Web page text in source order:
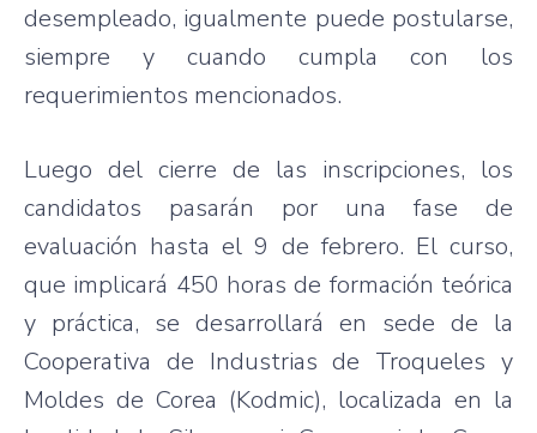
desempleado, igualmente puede postularse,
siempre y cuando cumpla con los
requerimientos mencionados.
Luego del cierre de las inscripciones, los
candidatos pasarán por una fase de
evaluación hasta el 9 de febrero. El curso,
que implicará 450 horas de formación teórica
y práctica, se desarrollará en sede de la
Cooperativa de Industrias de Troqueles y
Moldes de Corea (Kodmic), localizada en la